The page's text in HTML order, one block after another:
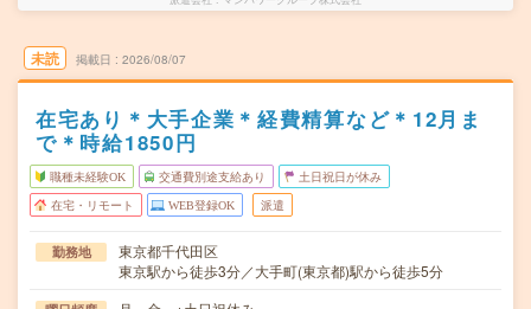
未読 掲載日 2026/08/07
在宅あり＊大手企業＊経費精算など＊12月ま
で＊時給1850円
職種未経験OK 交通費別途支給あり 土日祝日が休み
在宅・リモート WEB登録OK 派遣
勤務地
東京都千代田区
東京駅から徒歩3分／大手町(東京都)駅から徒歩5分